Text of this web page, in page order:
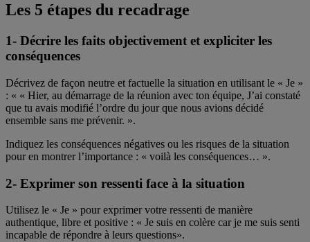
Les 5 étapes du recadrage
1- Décrire les faits objectivement et expliciter les
conséquences
Décrivez de façon neutre et factuelle la situation en utilisant le « Je »
: « « Hier, au démarrage de la réunion avec ton équipe, J’ai constaté
que tu avais modifié l’ordre du jour que nous avions décidé
ensemble sans me prévenir. ».
Indiquez les conséquences négatives ou les risques de la situation
pour en montrer l’importance : « voilà les conséquences… ».
2- Exprimer son ressenti face à la situation
Utilisez le « Je » pour exprimer votre ressenti de manière
authentique, libre et positive : « Je suis en colère car je me suis senti
incapable de répondre à leurs questions».